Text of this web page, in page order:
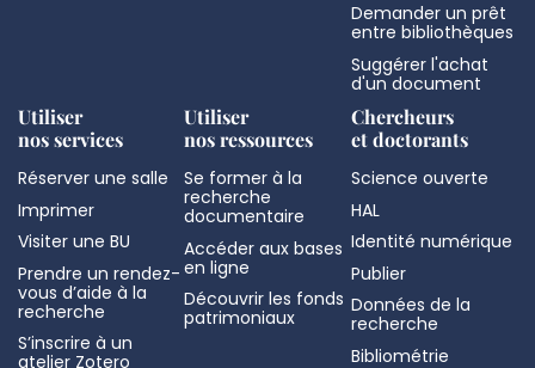
Demander un prêt
entre bibliothèques
Suggérer l'achat
d'un document
Utiliser
nos services
Réserver une salle
Imprimer
Visiter une BU
Prendre un rendez-
vous d’aide à la
recherche
S’inscrire à un
atelier Zotero
Utiliser
nos ressources
Se former à la
recherche
documentaire
Accéder aux bases
en ligne
Découvrir les fonds
patrimoniaux
Chercheurs
et doctorants
Science ouverte
HAL
Identité numérique
Publier
Données de la
recherche
Bibliométrie